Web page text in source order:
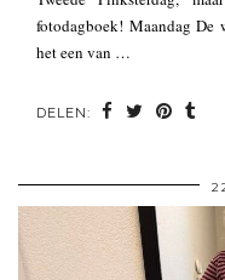
fotodagboek! Maandag
het een van …
DELEN: